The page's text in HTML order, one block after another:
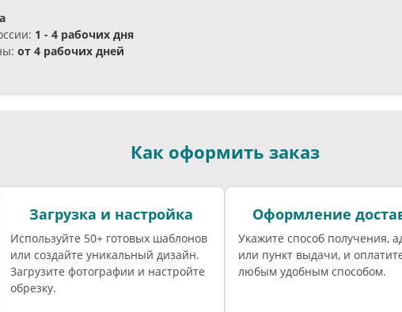
1 - 4 рабочих дня
от 4 рабочих дней
Как оформить заказ
Загрузка и настройка
Используйте 50+ готовых шаблонов
или создайте уникальный дизайн.
Загрузите фотографии и настройте
обрезку.
Оформление
Укажите способ получения,
или пункт выдачи, и
любым удобным способом.